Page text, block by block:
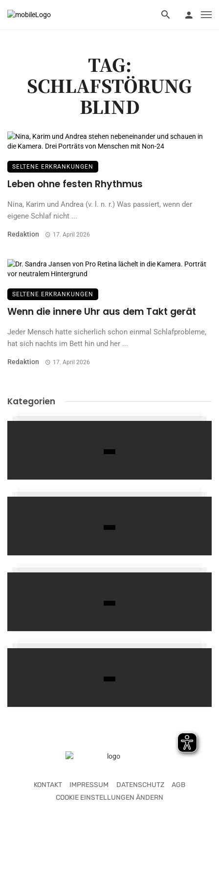
TAG:
SCHLAFSTÖRUNG
BLIND
SELTENE ERKRANKUNGEN
Leben ohne festen Rhythmus
Nina, Karim und Andrea (v. l. n. r.) Was passiert, wenn der
eigene Schlaf nicht ...
Redaktion 17. April 2026
SELTENE ERKRANKUNGEN
Wenn die innere Uhr aus dem Takt gerät
Jeder Mensch hatte sicherlich schon einmal Schlafprobleme,
hat sich nachts im Bett hin und her ...
Redaktion 17. April 2026
Kategorien
KONTAKT IMPRESSUM DATENSCHUTZ
AGB
COOKIE EINSTELLUNGEN ÄNDERN